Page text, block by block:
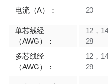
电流（A）： 20
单芯线经
（AWG）：
12，
28
多芯线经
（AWG）：
12，
28